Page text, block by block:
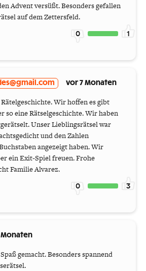
Advent versüßt. Besonders gefallen
auf dem Zettersfeld.
0 1
vor 7 Monaten
Wir hoffen es gibt
so eine Rätselgeschichte. Wir haben
Unser Lieblingsrätsel war
und den Zahlen
angezeigt haben. Wir
ein Exit-Spiel freuen. Frohe
Familie Alvarez.
0 3
Monaten
gemacht. Besonders spannend